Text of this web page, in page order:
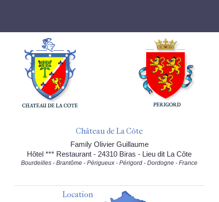
Château de La Côte
Family Olivier Guillaume
Hôtel *** Restaurant - 24310 Biras - Lieu dit La Côte
Bourdeilles - Brantôme - Périgueux - Périgord - Dordogne - France
Location